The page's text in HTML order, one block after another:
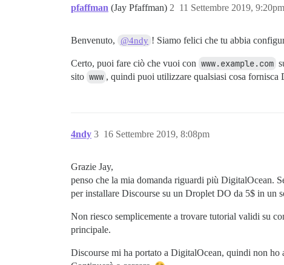
pfaffman (Jay Pfaffman) 11 Settembre 2019, 9:20pm
2
Benvenuto, @4ndy ! Siamo felici che tu abbia
Certo, puoi fare ciò che vuoi con www.example.com
sito www , quindi puoi utilizzare qualsiasi cosa fornisca
4ndy 16 Settembre 2019, 8:08pm
3
Grazie Jay,
penso che la mia domanda riguardi più DigitalOcean.
per installare Discourse su un Droplet DO da 5$ in un
Non riesco semplicemente a trovare tutorial validi su
principale.
Discourse mi ha portato a DigitalOcean, quindi non ho